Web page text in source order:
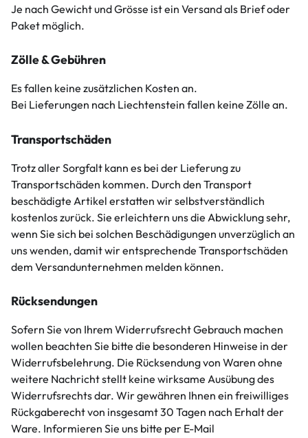
Je nach Gewicht und Grösse ist ein Versand als Brief oder
Paket möglich.
Zölle & Gebühren
Es fallen keine zusätzlichen Kosten an.
Bei Lieferungen nach Liechtenstein fallen keine Zölle an.
Transportschäden
Trotz aller Sorgfalt kann es bei der Lieferung zu
Transportschäden kommen. Durch den Transport
beschädigte Artikel erstatten wir selbstverständlich
kostenlos zurück. Sie erleichtern uns die Abwicklung sehr,
wenn Sie sich bei solchen Beschädigungen unverzüglich an
uns wenden, damit wir entsprechende Transportschäden
dem Versandunternehmen melden können.
Rücksendungen
Sofern Sie von Ihrem Widerrufsrecht Gebrauch machen
wollen beachten Sie bitte die besonderen Hinweise in der
Widerrufsbelehrung. Die Rücksendung von Waren ohne
weitere Nachricht stellt keine wirksame Ausübung des
Widerrufsrechts dar. Wir gewähren Ihnen ein freiwilliges
Rückgaberecht von insgesamt 30 Tagen nach Erhalt der
Ware. Informieren Sie uns bitte per E-Mail